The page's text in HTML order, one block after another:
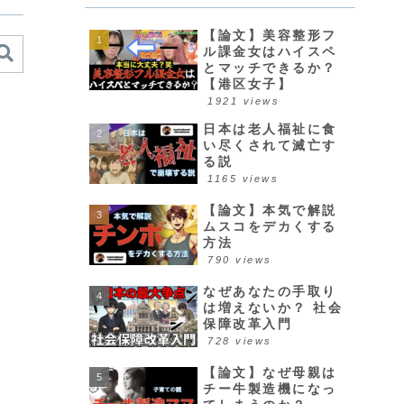
【論文】美容整形フ
ル課金女はハイスペ
とマッチできるか？
【港区女子】
1921 views
日本は老人福祉に食
い尽くされて滅亡す
る説
1165 views
【論文】本気で解説
ムスコをデカくする
方法
790 views
なぜあなたの手取り
は増えないか？ 社会
保障改革入門
728 views
【論文】なぜ母親は
チー牛製造機になっ